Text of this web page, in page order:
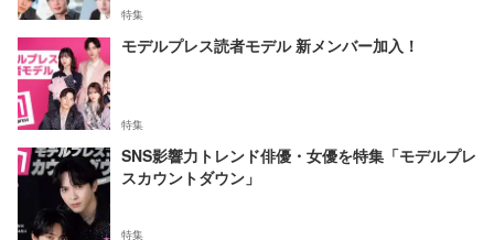
特集
モデルプレス読者モデル 新メンバー加入！
特集
SNS影響力トレンド俳優・女優を特集「モデルプレ
スカウントダウン」
特集